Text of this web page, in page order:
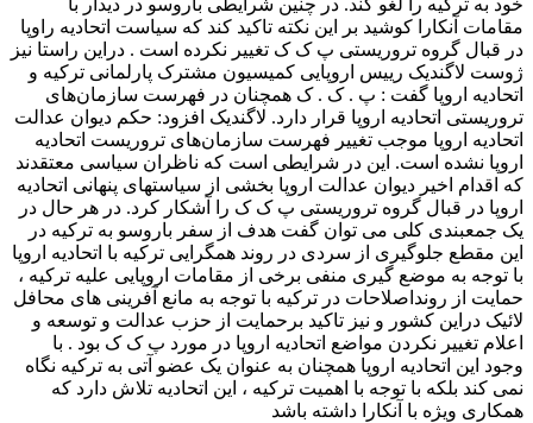
خود به ترکیه را لغو کند. در چنین شرایطی باروسو در دیدار با
مقامات آنکارا کوشید بر این نکته تاکید کند که سیاست اتحادیه راوپا
در قبال گروه تروریستی پ ک ک تغییر نکرده است . دراین راستا نیز
ژوست لاگندیک رییس اروپایی کمیسیون مشترک پارلمانی ترکیه و
اتحادیه اروپا گفت : پ . ک . ک همچنان در فهرست سازمان‌های
تروریستی اتحادیه اروپا قرار دارد. لاگندیک افزود: حکم دیوان عدالت
اتحادیه اروپا موجب تغییر فهرست سازمان‌های تروریست اتحادیه
اروپا نشده است. این در شرایطی است که ناظران سیاسی معتقدند
که اقدام اخیر دیوان عدالت اروپا بخشی از سیاستهای پنهانی اتحادیه
اروپا در قبال گروه تروریستی پ ک ک را آشکار کرد. در هر حال در
یک جمعبندی کلی می توان گفت هدف از سفر باروسو به ترکیه در
این مقطع جلوگیری از سردی در روند همگرایی ترکیه با اتحادیه اروپا
با توجه به موضع گیری منفی برخی از مقامات اروپایی علیه ترکیه ،
حمایت از رونداصلاحات در ترکیه با توجه به مانع آفرینی های محافل
لائیک دراین کشور و نیز تاکید برحمایت از حزب عدالت و توسعه و
اعلام تغییر نکردن مواضع اتحادیه اروپا در مورد پ ک ک بود . با
وجود این اتحادیه اروپا همچنان به عنوان یک عضو آتی به ترکیه نگاه
نمی کند بلکه با توجه با اهمیت ترکیه ، این اتحادیه تلاش دارد که
همکاری ویژه با آنکارا داشته باشد